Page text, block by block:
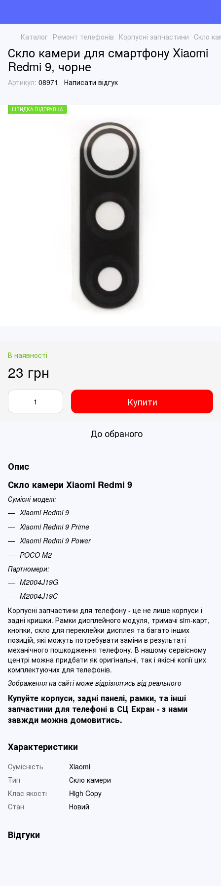
Каталог Ремонт телефонів Корпусні запчастини Скло
Скло камери для смартфону Xiaomi
Redmi 9, чорне
Артикул: 08971 Написати відгук
ШВИДКА ВІДПРАВКА
В наявності
23 грн
Купити
До обраного
Опис
Скло камери Xiaomi Redmi 9
Сумісні моделі:
Xiaomi Redmi 9
Xiaomi Redmi 9 Prime
Xiaomi Redmi 9 Power
POCO M2
Партномери:
M2004J19G
M2004J19C
Корпусні запчастини для телефону - це не лише корпуси і
задні кришки. Рамки дисплейного модуля, тримачі sim-карт,
кнопки, скло для переклейки дисплея та багато інших
позицій, які можуть потребувати заміни в результаті
механічного пошкодження телефону. В нашому сервісному
центрі можна придбати як оригінальні, так і якісні копії цих
комплектуючих для телефонів.
Зображення на сайті може відрізнятись від реального
Купуйте корпуси, задні панелі, рамки, та інші
запчастини для телефоні в СЦ Екран - з нами
завжди можна домовитись.
Характеристики
Сумісність
Xiaomi
Тип
Скло камери
Клас якості
High Copy
Стан
Новий
Відгуки